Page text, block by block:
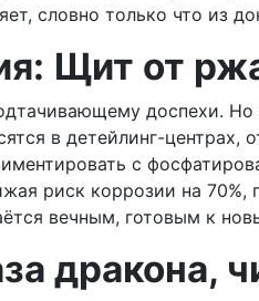
словно только что из
Щит от
доспехи.
в детейлинг-центрах,
с
риск коррозии на
вечным, готовым к
дракона,